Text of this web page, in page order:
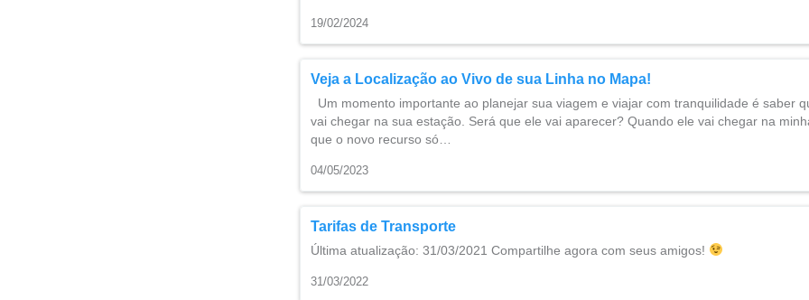
19/02/2024
Veja a Localização ao Vivo de sua Linha no Mapa!
Um momento importante ao planejar sua viagem e viajar com tranquilidade é saber
vai chegar na sua estação. Será que ele vai aparecer? Quando ele vai chegar na
que o novo recurso só…
04/05/2023
Tarifas de Transporte
Última atualização: 31/03/2021 Compartilhe agora com seus amigos!
31/03/2022